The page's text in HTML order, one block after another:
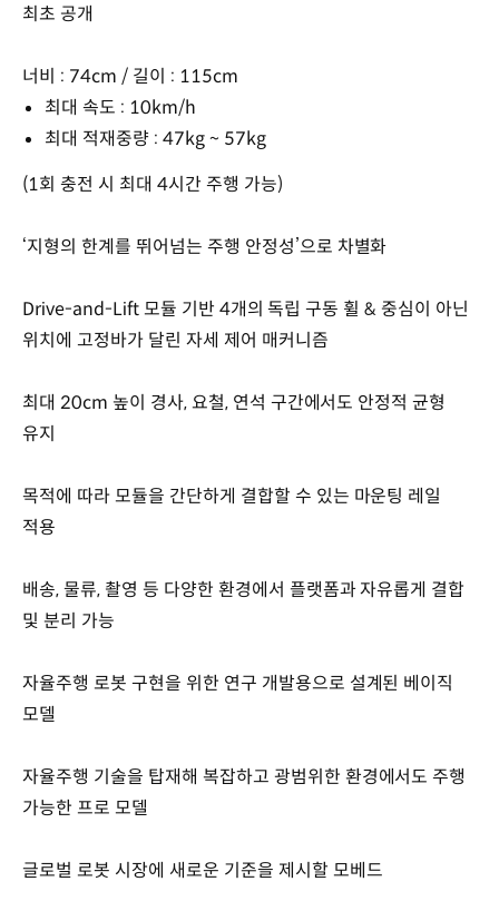
최초 공개
너비 : 74cm / 길이 : 115cm
최대 속도 : 10km/h
최대 적재중량 : 47kg ~ 57kg
(1회 충전 시 최대 4시간 주행 가능)
‘지형의 한계를 뛰어넘는 주행 안정성’으로 차별화
Drive-and-Lift 모듈 기반 4개의 독립 구동 휠 & 중심이 아닌
위치에 고정바가 달린 자세 제어 매커니즘
최대 20cm 높이 경사, 요철, 연석 구간에서도 안정적 균형
유지
목적에 따라 모듈을 간단하게 결합할 수 있는 마운팅 레일
적용
배송, 물류, 촬영 등 다양한 환경에서 플랫폼과 자유롭게 결합
및 분리 가능
자율주행 로봇 구현을 위한 연구 개발용으로 설계된 베이직
모델
자율주행 기술을 탑재해 복잡하고 광범위한 환경에서도 주행
가능한 프로 모델
글로벌 로봇 시장에 새로운 기준을 제시할 모베드